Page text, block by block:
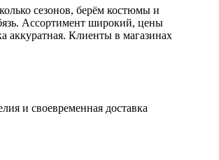
сезонов, берём костюмы и
Ассортимент широкий, цены
аккуратная. Клиенты в магазинах
и своевременная доставка